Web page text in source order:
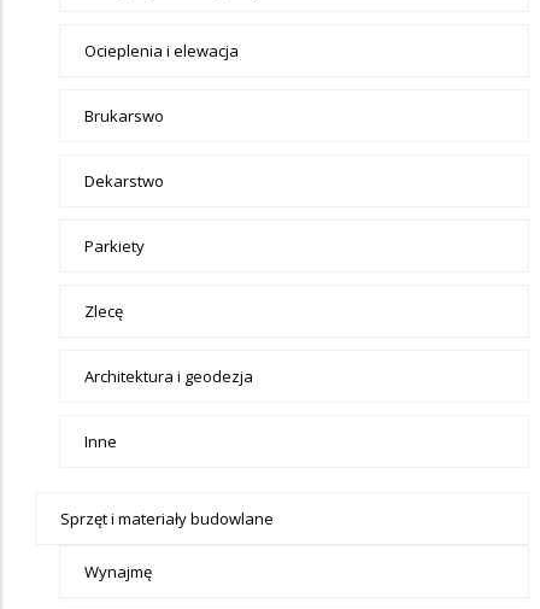
Ocieplenia i elewacja
Brukarswo
Dekarstwo
Parkiety
Zlecę
Architektura i geodezja
Inne
Sprzęt i materiały budowlane
Wynajmę